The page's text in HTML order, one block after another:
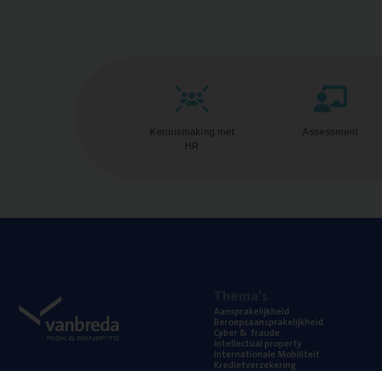
Kennismaking met
HR
Assessment
Aan­spra­ke­lijk­heid
Beroeps­aan­spra­ke­lijk­heid
Cyber& fraude
Intel­lec­tu­al property
Inter­na­ti­o­na­le Mobiliteit
Kre­diet­ver­ze­ke­ring